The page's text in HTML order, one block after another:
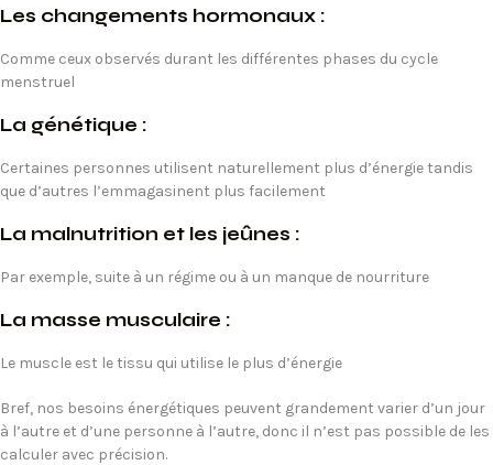
Les changements hormonaux :
Comme ceux observés durant les différentes phases du cycle
menstruel
La génétique :
Certaines personnes utilisent naturellement plus d’énergie tandis
que d’autres l’emmagasinent plus facilement
La malnutrition et les jeûnes :
Par exemple, suite à un régime ou à un manque de nourriture
La masse musculaire :
Le muscle est le tissu qui utilise le plus d’énergie
Bref, nos besoins énergétiques peuvent grandement varier d’un jour
à l’autre et d’une personne à l’autre, donc il n’est pas possible de les
calculer avec précision.